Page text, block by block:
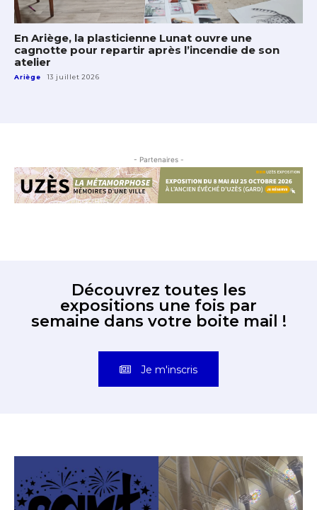
En Ariège, la plasticienne Lunat ouvre une
cagnotte pour repartir après l’incendie de son
atelier
Ariège 13 juillet 2026
- Partenaires -
Découvrez toutes les
expositions une fois par
semaine dans votre boite mail !
Je m'inscris